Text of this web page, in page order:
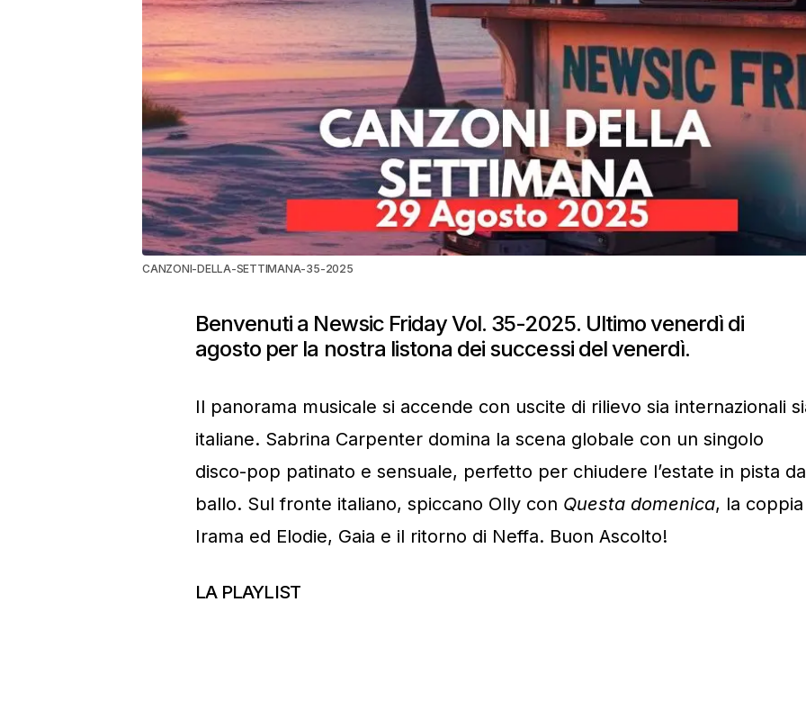
CANZONI-DELLA-SETTIMANA-35-2025
Benvenuti a Newsic Friday Vol. 35-2025. Ultimo venerdì di
agosto per la nostra listona dei successi del venerdì.
Il panorama musicale si accende con uscite di rilievo sia internazionali
italiane. Sabrina Carpenter domina la scena globale con un singolo
disco-pop patinato e sensuale, perfetto per chiudere l’estate in pista da
ballo. Sul fronte italiano, spiccano Olly con Questa domenica, la coppia
Irama ed Elodie, Gaia e il ritorno di Neffa. Buon Ascolto!
LA PLAYLIST